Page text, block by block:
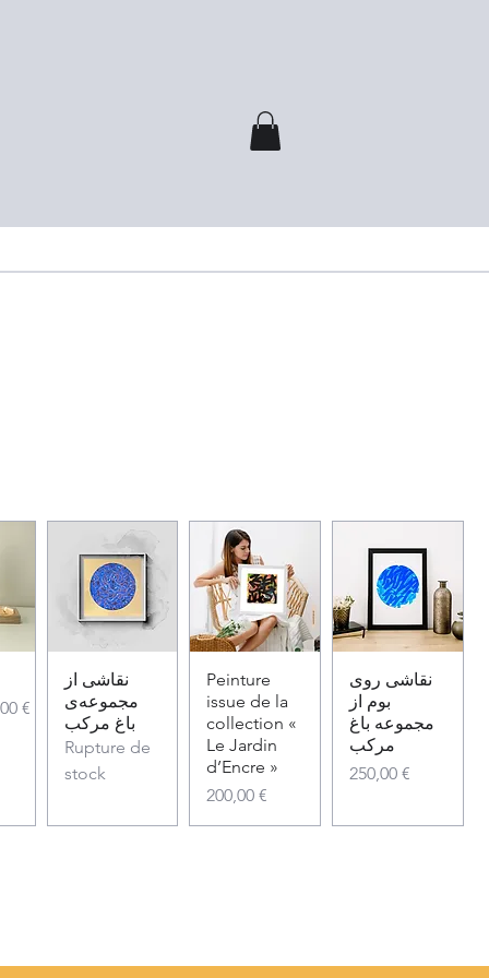
promotionnel
€
نقاشی از
مجموعه‌ی
باغ مرکب
Rupture de
stock
Peinture
issue de la
collection «
Le Jardin
d’Encre »
Prix
200,00 €
نقاشی روی
بوم از
مجموعه باغ
مرکب
Prix
250,00 €